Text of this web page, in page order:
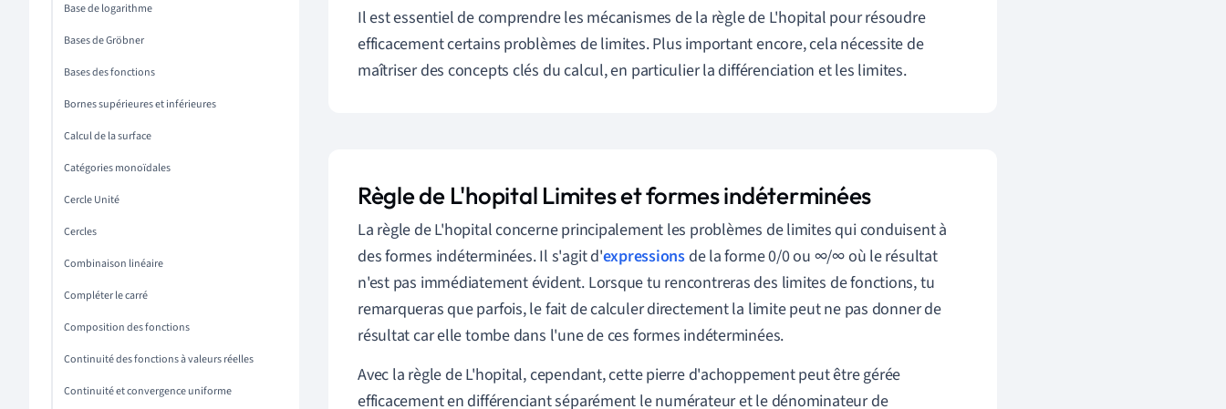
Base de logarithme
Bases de Gröbner
Bases des fonctions
Bornes supérieures et inférieures
Calcul de la surface
Catégories monoïdales
Cercle Unité
Cercles
Combinaison linéaire
Compléter le carré
Composition des fonctions
Continuité des fonctions à valeurs réelles
Continuité et convergence uniforme
rs
q
u
\
N
)s
′a
p
p
r
o
c
Il est essentiel de comprendre les mécanismes de la règle de L'hopital pour résoudre
efficacement certains problèmes de limites. Plus important encore, cela nécessite de
maîtriser des concepts clés du calcul, en particulier la différenciation et les limites.
Règle de L'hopital Limites et formes indéterminées
La règle de L'hopital concerne principalement les problèmes de limites qui conduisent à
des formes indéterminées. Il s'agit d'expressionsde la forme 0/0 ou ∞/∞ où le résultat
n'est pas immédiatement évident. Lorsque tu rencontreras des limites de fonctions, tu
remarqueras que parfois, le fait de calculer directement la limite peut ne pas donner de
résultat car elle tombe dans l'une de ces formes indéterminées.
Avec la règle de L'hopital, cependant, cette pierre d'achoppement peut être gérée
efficacement en différenciant séparément le numérateur et le dénominateur de